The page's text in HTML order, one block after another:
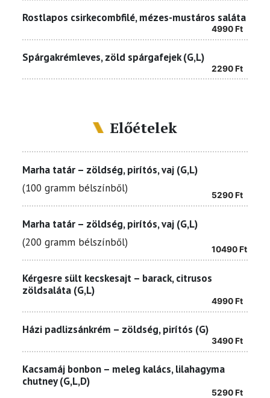
Rostlapos csirkecombfilé, mézes-mustáros saláta
4990Ft
Spárgakrémleves, zöld spárgafejek (G,L)
2290Ft
Előételek
Marha tatár – zöldség, pirítós, vaj (G,L)
(100 gramm bélszínből)
5290Ft
Marha tatár – zöldség, pirítós, vaj (G,L)
(200 gramm bélszínből)
10490Ft
Kérgesre sült kecskesajt – barack, citrusos
zöldsaláta (G,L)
4990Ft
Házi padlizsánkrém – zöldség, pirítós (G)
3490Ft
Kacsamáj bonbon – meleg kalács, lilahagyma
chutney (G,L,D)
5290Ft